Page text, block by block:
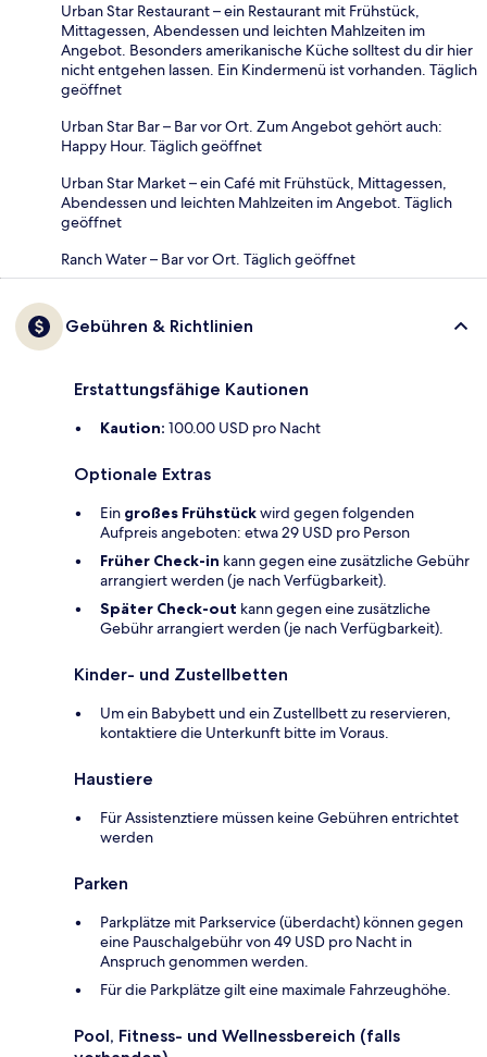
Urban Star Restaurant – ein Restaurant mit Frühstück,
Mittagessen, Abendessen und leichten Mahlzeiten im
Angebot. Besonders amerikanische Küche solltest du dir hier
nicht entgehen lassen. Ein Kindermenü ist vorhanden. Täglich
geöffnet
Urban Star Bar – Bar vor Ort. Zum Angebot gehört auch:
Happy Hour. Täglich geöffnet
Urban Star Market – ein Café mit Frühstück, Mittagessen,
Abendessen und leichten Mahlzeiten im Angebot. Täglich
geöffnet
Ranch Water – Bar vor Ort. Täglich geöffnet
Gebühren & Richtlinien
Erstattungsfähige Kautionen
Kaution: 100.00 USD pro Nacht
Optionale Extras
Ein großes Frühstückwird gegen folgenden
Aufpreis angeboten: etwa 29 USD pro Person
Früher Check-in kann gegen eine zusätzliche Gebühr
arrangiert werden (je nach Verfügbarkeit).
Später Check-out kann gegen eine zusätzliche
Gebühr arrangiert werden (je nach Verfügbarkeit).
Kinder- und Zustellbetten
Um ein Babybett und ein Zustellbett zu reservieren,
kontaktiere die Unterkunft bitte im Voraus.
Haustiere
Für Assistenztiere müssen keine Gebühren entrichtet
werden
Parken
Parkplätze mit Parkservice (überdacht) können gegen
eine Pauschalgebühr von 49 USD pro Nacht in
Anspruch genommen werden.
Für die Parkplätze gilt eine maximale Fahrzeughöhe.
Pool, Fitness- und Wellnessbereich (falls